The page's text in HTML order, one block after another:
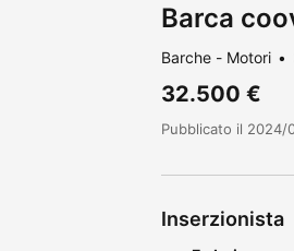
Barca
Barche - Motori
32.500 €
Pubblicato il 2024/
Inserzionista